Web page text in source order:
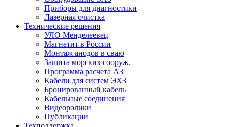
Приборы для диагностики
Лазерная очистка
Технические решения
УЛО Менделеевец
Магнетит в России
Монтаж анодов в сваю
Защита морских сооруж.
Программа расчета АЗ
Кабели для систем ЭХЗ
Бронированный кабель
Кабельные соединения
Видеоролики
Публикации